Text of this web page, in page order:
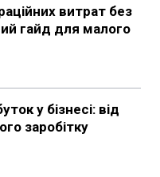
витрат без
гайд для малого
у бізнесі: від
заробітку